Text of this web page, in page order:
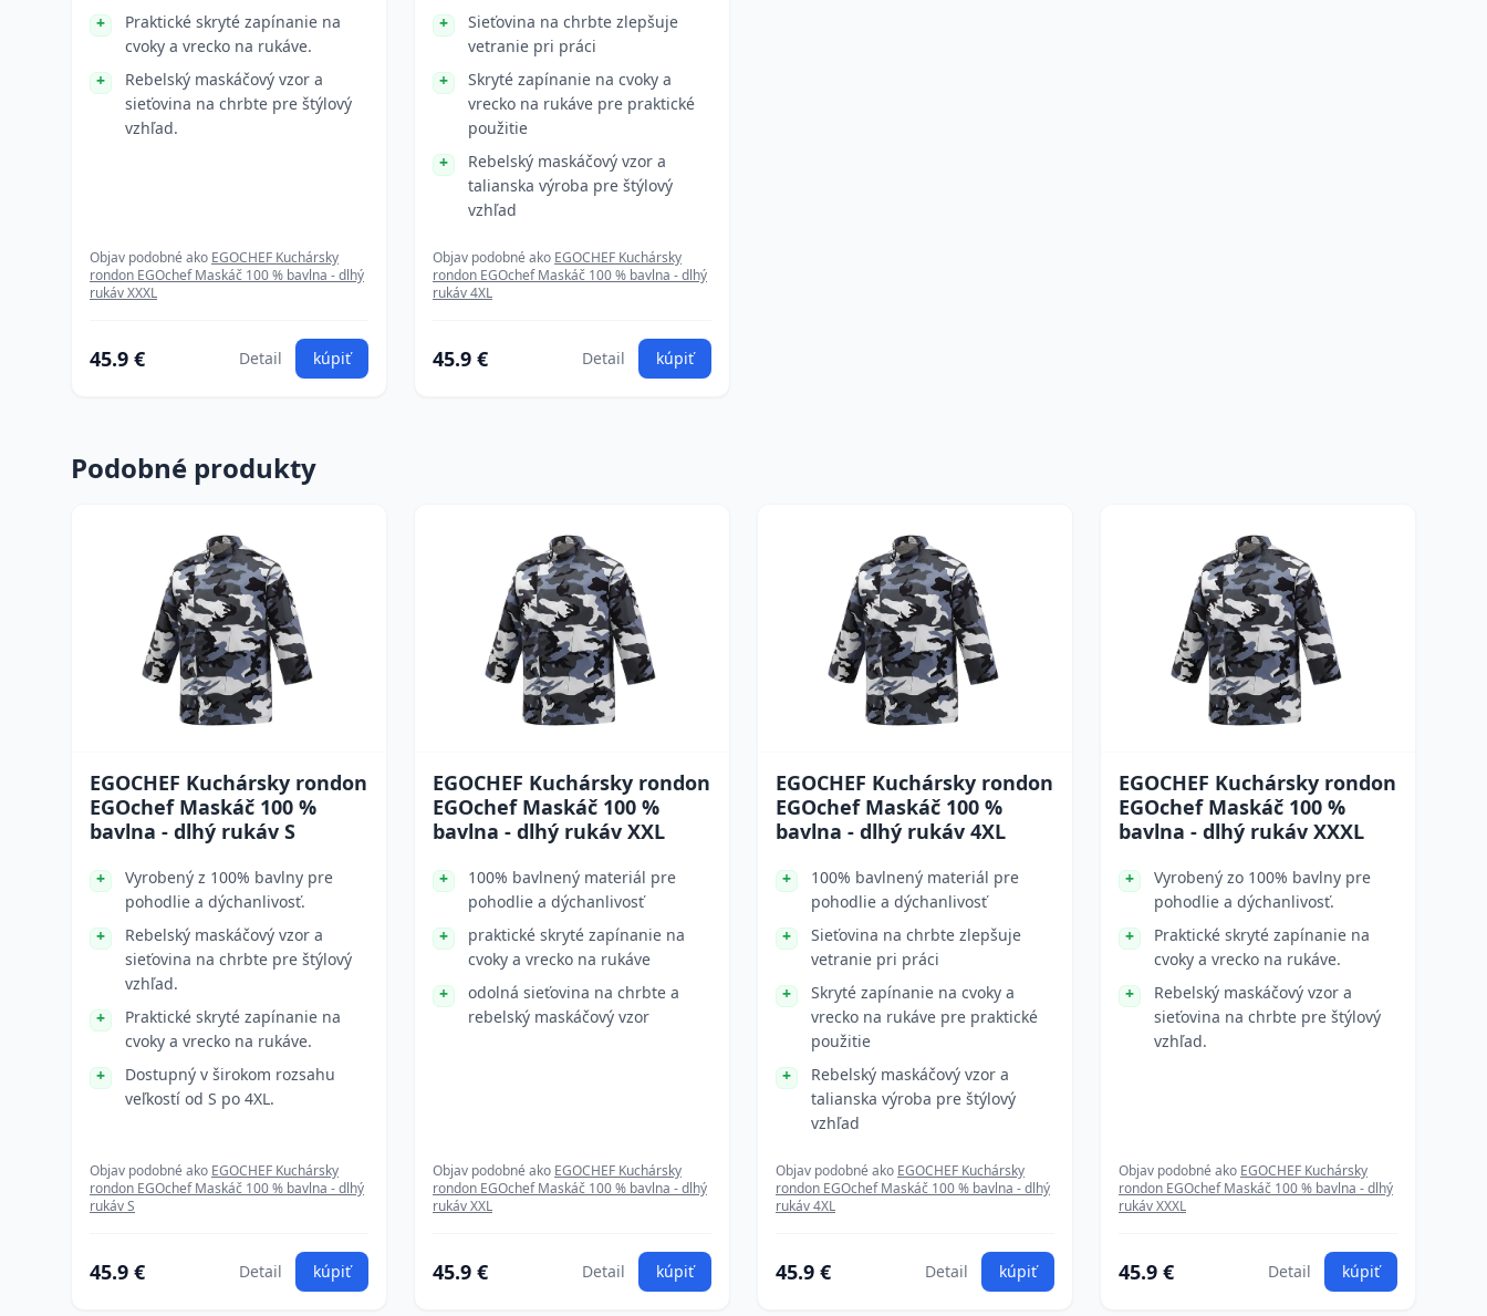
Praktické skryté zapínanie na
cvoky a vrecko na rukáve.
Rebelský maskáčový vzor a
sieťovina na chrbte pre štýlový
vzhľad.
Objav podobné ako EGOCHEF Kuchársky
rondon EGOchef Maskáč 100 % bavlna - dlhý
rukáv XXXL
45.9 € Detail kúpiť
Sieťovina na chrbte zlepšuje
vetranie pri práci
Skryté zapínanie na cvoky a
vrecko na rukáve pre praktické
použitie
Rebelský maskáčový vzor a
talianska výroba pre štýlový
vzhľad
Objav podobné ako EGOCHEF Kuchársky
rondon EGOchef Maskáč 100 % bavlna - dlhý
rukáv 4XL
45.9 € Detail kúpiť
Podobné produkty
EGOCHEF Kuchársky rondon
EGOchef Maskáč 100 %
bavlna - dlhý rukáv S
Vyrobený z 100% bavlny pre
pohodlie a dýchanlivosť.
Rebelský maskáčový vzor a
sieťovina na chrbte pre štýlový
vzhľad.
Praktické skryté zapínanie na
cvoky a vrecko na rukáve.
Dostupný v širokom rozsahu
veľkostí od S po 4XL.
Objav podobné ako EGOCHEF Kuchársky
rondon EGOchef Maskáč 100 % bavlna - dlhý
rukáv S
45.9 € Detail kúpiť
EGOCHEF Kuchársky rondon
EGOchef Maskáč 100 %
bavlna - dlhý rukáv XXL
100% bavlnený materiál pre
pohodlie a dýchanlivosť
praktické skryté zapínanie na
cvoky a vrecko na rukáve
odolná sieťovina na chrbte a
rebelský maskáčový vzor
Objav podobné ako EGOCHEF Kuchársky
rondon EGOchef Maskáč 100 % bavlna - dlhý
rukáv XXL
45.9 € Detail kúpiť
EGOCHEF Kuchársky rondon
EGOchef Maskáč 100 %
bavlna - dlhý rukáv 4XL
100% bavlnený materiál pre
pohodlie a dýchanlivosť
Sieťovina na chrbte zlepšuje
vetranie pri práci
Skryté zapínanie na cvoky a
vrecko na rukáve pre praktické
použitie
Rebelský maskáčový vzor a
talianska výroba pre štýlový
vzhľad
Objav podobné ako EGOCHEF Kuchársky
rondon EGOchef Maskáč 100 % bavlna - dlhý
rukáv 4XL
45.9 € Detail kúpiť
EGOCHEF Kuchársky rondon
EGOchef Maskáč 100 %
bavlna - dlhý rukáv XXXL
Vyrobený zo 100% bavlny pre
pohodlie a dýchanlivosť.
Praktické skryté zapínanie na
cvoky a vrecko na rukáve.
Rebelský maskáčový vzor a
sieťovina na chrbte pre štýlový
vzhľad.
Objav podobné ako EGOCHEF Kuchársky
rondon EGOchef Maskáč 100 % bavlna - dlhý
rukáv XXXL
45.9 € Detail kúpiť